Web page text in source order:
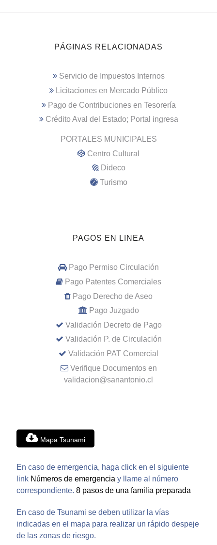
PÁGINAS RELACIONADAS
Servicio de Impuestos Internos
Licitaciones en Mercado Público
Pago de Contribuciones en Tesorería
Crédito Aval del Estado; Portal ingresa
PORTALES MUNICIPALES
Centro Cultural
Dideco
Turismo
PAGOS EN LINEA
Pago Permiso Circulación
Pago Patentes Comerciales
Pago Derecho de Aseo
Pago Juzgado
Validación Decreto de Pago
Validación P. de Circulación
Validación PAT Comercial
Verifique Documentos en
validacion@sanantonio.cl
Mapa Tsunami
En caso de emergencia, haga click en el siguiente
link Números de emergencia y llame al número
correspondiente. 8 pasos de una familia preparada
En caso de Tsunami se deben utilizar la vías
indicadas en el mapa para realizar un rápido despeje
de las zonas de riesgo.